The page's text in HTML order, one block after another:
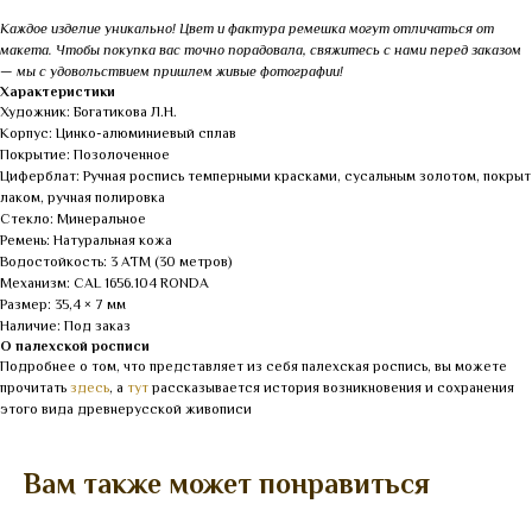
Каждое изделие уникально! Цвет и фактура ремешка могут отличаться от
макета. Чтобы покупка вас точно порадовала, свяжитесь с нами перед заказом
— мы с удовольствием пришлем живые фотографии!
Характеристики
Художник: Богатикова Л.Н.
Корпус: Цинко-алюминиевый сплав
Покрытие: Позолоченное
Циферблат: Ручная роспись темперными красками, сусальным золотом, покрыт
лаком, ручная полировка
Стекло: Минеральное
Ремень: Натуральная кожа
Водостойкость: 3 АТМ (30 метров)
Механизм: CAL 1656.104 RONDA
Размер: 35,4 × 7 мм
Наличие: Под заказ
О палехской росписи
Подробнее о том, что представляет из себя палехская роспись, вы можете
прочитать здесь, а тут рассказывается история возникновения и сохранения
этого вида древнерусской живописи
Вам также может понравиться